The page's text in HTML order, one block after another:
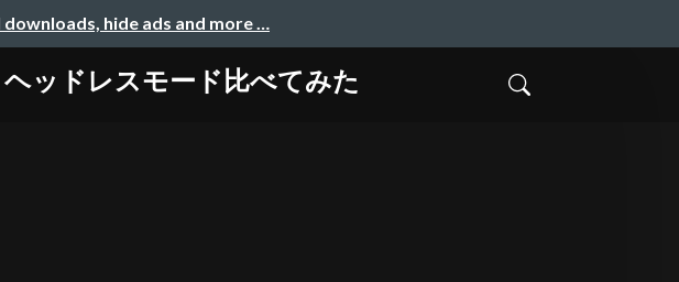
hide ads and more …
ッドレスモード比べてみた